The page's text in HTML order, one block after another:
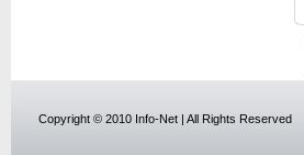
Copyright © 2010 Info-Net | All Rights Reserved